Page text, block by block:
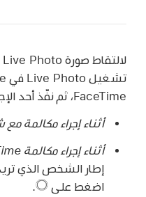
تشغيل Live Photo في FaceTime في الإعدادات
FaceTime، ثم نفّذ أحد الإجراءات الآتية:
أثناء إجراء مكالمة
أثناء إجراء مكالمة FaceTime جماعية:
إطار الشخص الذي
اضغط على
.